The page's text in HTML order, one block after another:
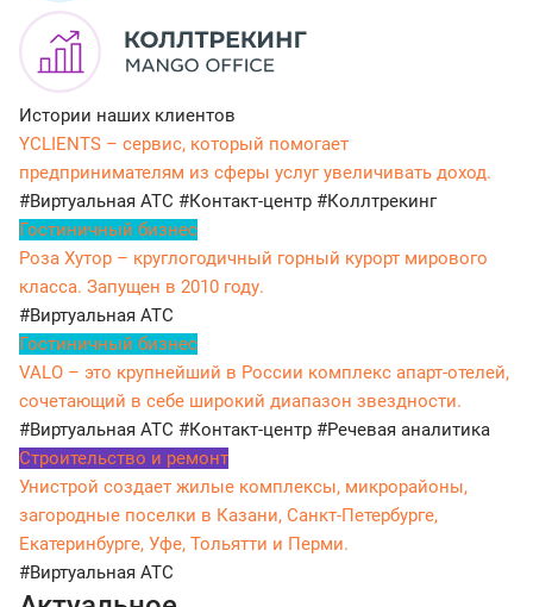
Истории наших клиентов
YCLIENTS – сервис, который помогает
предпринимателям из сферы услуг увеличивать доход.
#Виртуальная АТС #Контакт-центр #Коллтрекинг
Гостиничный бизнес
Роза Хутор – круглогодичный горный курорт мирового
класса. Запущен в 2010 году.
#Виртуальная АТС
Гостиничный бизнес
VALO – это крупнейший в России комплекс апарт-отелей,
сочетающий в себе широкий диапазон звездности.
#Виртуальная АТС #Контакт-центр #Речевая аналитика
Строительство и ремонт
Унистрой создает жилые комплексы, микрорайоны,
загородные поселки в Казани, Санкт-Петербурге,
Екатеринбурге, Уфе, Тольятти и Перми.
#Виртуальная АТС